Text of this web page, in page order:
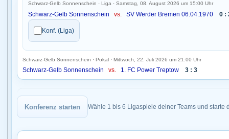
Schwarz-Gelb Sonnenschein · Liga · Samstag, 08. August 2026 um 15:00 Uhr
Schwarz-Gelb Sonnenschein vs. SV Werder Bremen 06.04.1970 0 :
Konf. (Liga)
Schwarz-Gelb Sonnenschein · Pokal · Mittwoch, 22. Juli 2026 um 21:00 Uhr
Schwarz-Gelb Sonnenschein vs. 1. FC Power Treptow 3 : 3
Konferenz starten Wähle 1 bis 6 Ligaspiele deiner Teams und starte